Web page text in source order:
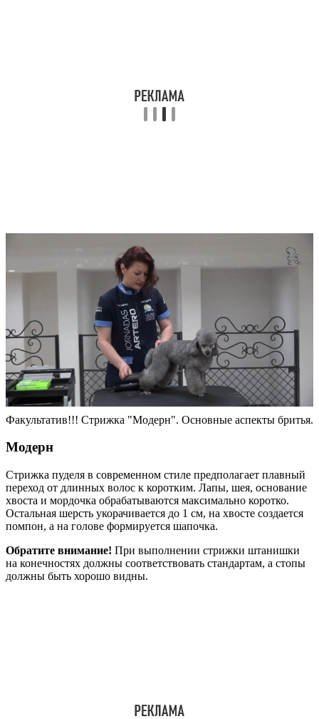
Факультатив!!! Стрижка "Модерн". Основные аспекты бритья.
Модерн
Стрижка пуделя в современном стиле предполагает плавный
переход от длинных волос к коротким. Лапы, шея, основание
хвоста и мордочка обрабатываются максимально коротко.
Остальная шерсть укорачивается до 1 см, на хвосте создается
помпон, а на голове формируется шапочка.
Обратите внимание! При выполнении стрижки штанишки
на конечностях должны соответствовать стандартам, а стопы
должны быть хорошо видны.